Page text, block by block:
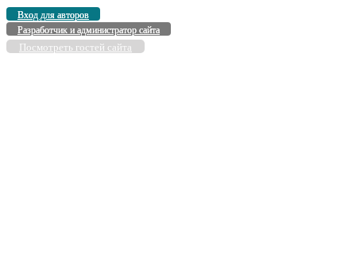
Вход для авторов
Разработчик и администратор сайта
Посмотреть гостей сайта